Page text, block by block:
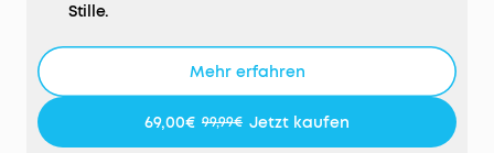
Stille.
(300Hz – 3 kHz) doppelt so effektiv und ermöglicht
Eindrucksvolles Dolby Audio:Der Dolby Audio-
Algorithmus und die benutzerdefinierten Modi für
Mehr erfahren
69,00€ 99,99€ Jetzt kaufen